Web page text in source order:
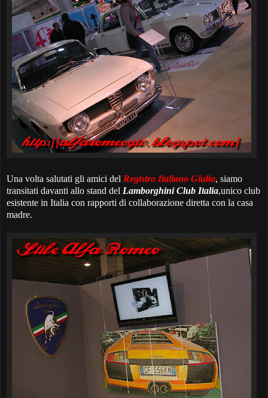
Una volta salutati gli amici del Registro Italiano Giulia, siamo
transitati davanti allo stand del Lamborghini Club Italia,unico club
esistente in Italia con rapporti di collaborazione diretta con la casa
madre.